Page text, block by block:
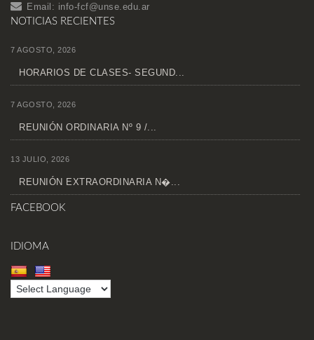
Email: info-fcf@unse.edu.ar
NOTICIAS RECIENTES
7 AGOSTO, 2026
HORARIOS DE CLASES- SEGUND...
7 AGOSTO, 2026
REUNIÓN ORDINARIA Nº 9 /...
13 JULIO, 2026
REUNIÓN EXTRAORDINARIA N�...
FACEBOOK
IDIOMA